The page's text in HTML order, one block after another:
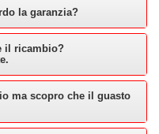
la garanzia?
il ricambio?
ma scopro che il guasto